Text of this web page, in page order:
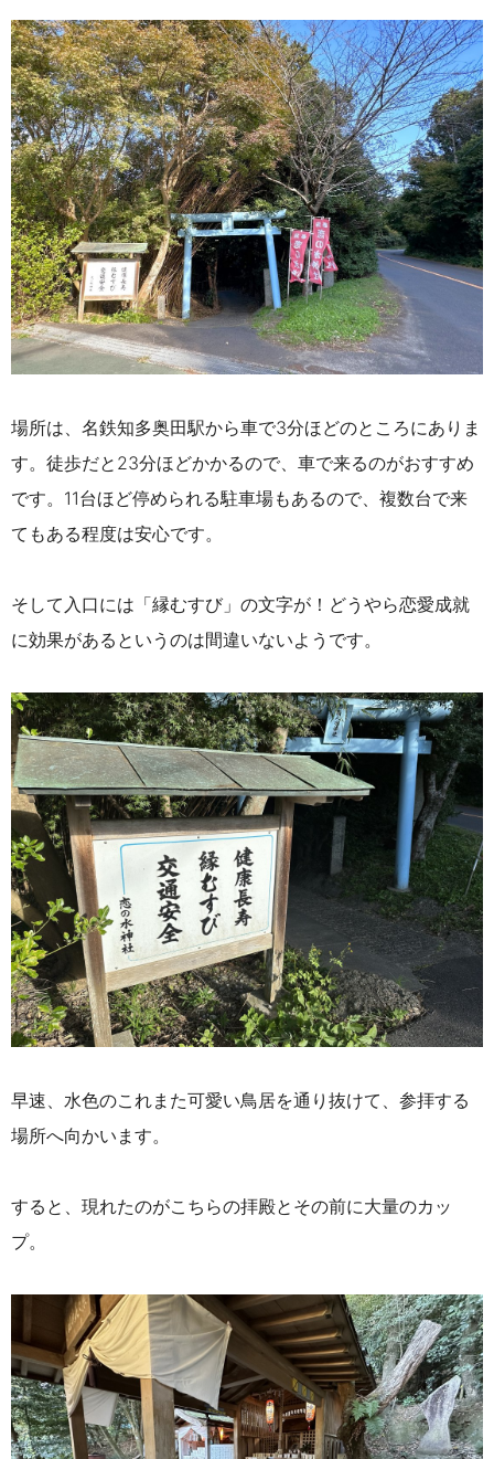
場所は、名鉄知多奥田駅から車で3分ほどのところにありま
す。徒歩だと23分ほどかかるので、車で来るのがおすすめ
です。11台ほど停められる駐車場もあるので、複数台で来
てもある程度は安心です。
そして入口には「縁むすび」の文字が！どうやら恋愛成就
に効果があるというのは間違いないようです。
早速、水色のこれまた可愛い鳥居を通り抜けて、参拝する
場所へ向かいます。
すると、現れたのがこちらの拝殿とその前に大量のカッ
プ。